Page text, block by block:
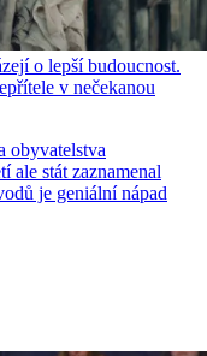
o lepší budoucnost.
v nečekanou
obyvatelstva
ale stát zaznamenal
je geniální nápad